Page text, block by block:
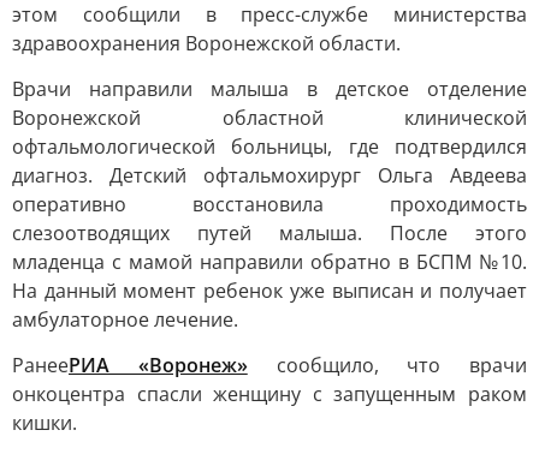
этом сообщили в пресс-службе министерства
здравоохранения Воронежской области.
Врачи направили малыша в детское отделение
Воронежской областной клинической
офтальмологической больницы, где подтвердился
диагноз. Детский офтальмохирург Ольга Авдеева
оперативно восстановила проходимость
слезоотводящих путей малыша. После этого
младенца с мамой направили обратно в БСПМ №10.
На данный момент ребенок уже выписан и получает
амбулаторное лечение.
РанееРИА «Воронеж»сообщило, что врачи
онкоцентра спасли женщину с запущенным раком
кишки.